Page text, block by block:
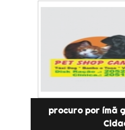
procuro por ímã